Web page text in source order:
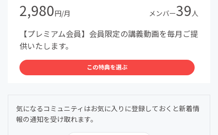
2,980円/月 メンバー39人
【プレミアム会員】会員限定の講義動画を毎月ご提
供いたします。
この特典を選ぶ
気になるコミュニティはお気に入りに登録しておくと新着情
報の通知を受け取れます。